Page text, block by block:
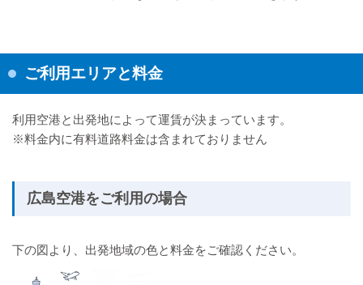
ご利用エリアと料金
利用空港と出発地によって運賃が決まっています。
※料金内に有料道路料金は含まれておりません
広島空港をご利用の場合
下の図より、出発地域の色と料金をご確認ください。